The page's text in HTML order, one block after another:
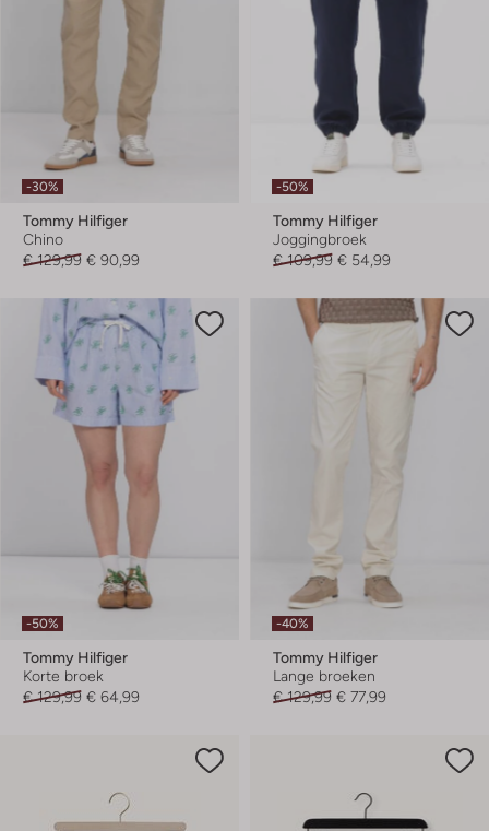
-30%
Tommy Hilfiger
Chino
€ 129,99 € 90,99
-50%
Tommy Hilfiger
Joggingbroek
€ 109,99 € 54,99
-50%
Tommy Hilfiger
Korte broek
€ 129,99 € 64,99
-40%
Tommy Hilfiger
Lange broeken
€ 129,99 € 77,99